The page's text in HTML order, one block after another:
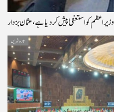
وزیراعظم کو استعفیٰ پیش کر دیا ہے، عثمان بزدار
تازہ خبریں